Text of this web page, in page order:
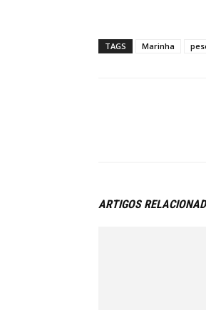
TAGS Marinha
ARTIGOS